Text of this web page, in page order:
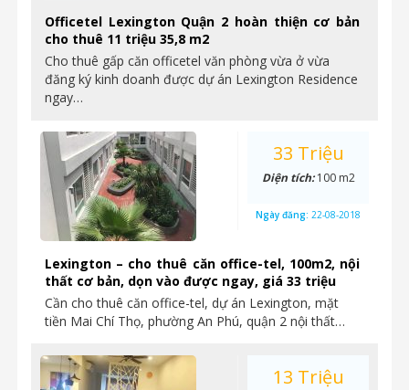
Officetel Lexington Quận 2 hoàn thiện cơ bản
cho thuê 11 triệu 35,8 m2
Cho thuê gấp căn officetel văn phòng vừa ở vừa
đăng ký kinh doanh được dự án Lexington Residence
ngay…
Lexington – cho thuê căn office-tel, 100m2, nội
thất cơ bản, dọn vào được ngay, giá 33 triệu
Cần cho thuê căn office-tel, dự án Lexington, mặt
tiền Mai Chí Thọ, phường An Phú, quận 2 nội thất…
33 Triệu
Diện tích:100 m2
Ngày đăng: 22-08-2018
13 Triệu